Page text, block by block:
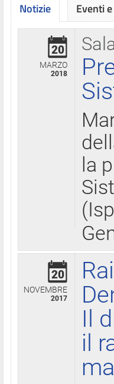
Notizie
20
MARZO
2018
la
20
NOVEMBRE
2017
Il
il
Eventi